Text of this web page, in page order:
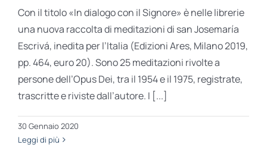
Con il titolo «In dialogo con il Signore» è nelle librerie
una nuova raccolta di meditazioni di san Josemaría
Escrivá, inedita per l’Italia (Edizioni Ares, Milano 2019,
pp. 464, euro 20). Sono 25 meditazioni rivolte a
persone dell’Opus Dei, tra il 1954 e il 1975, registrate,
trascritte e riviste dall’autore. I [...]
30 Gennaio 2020
Leggi di più